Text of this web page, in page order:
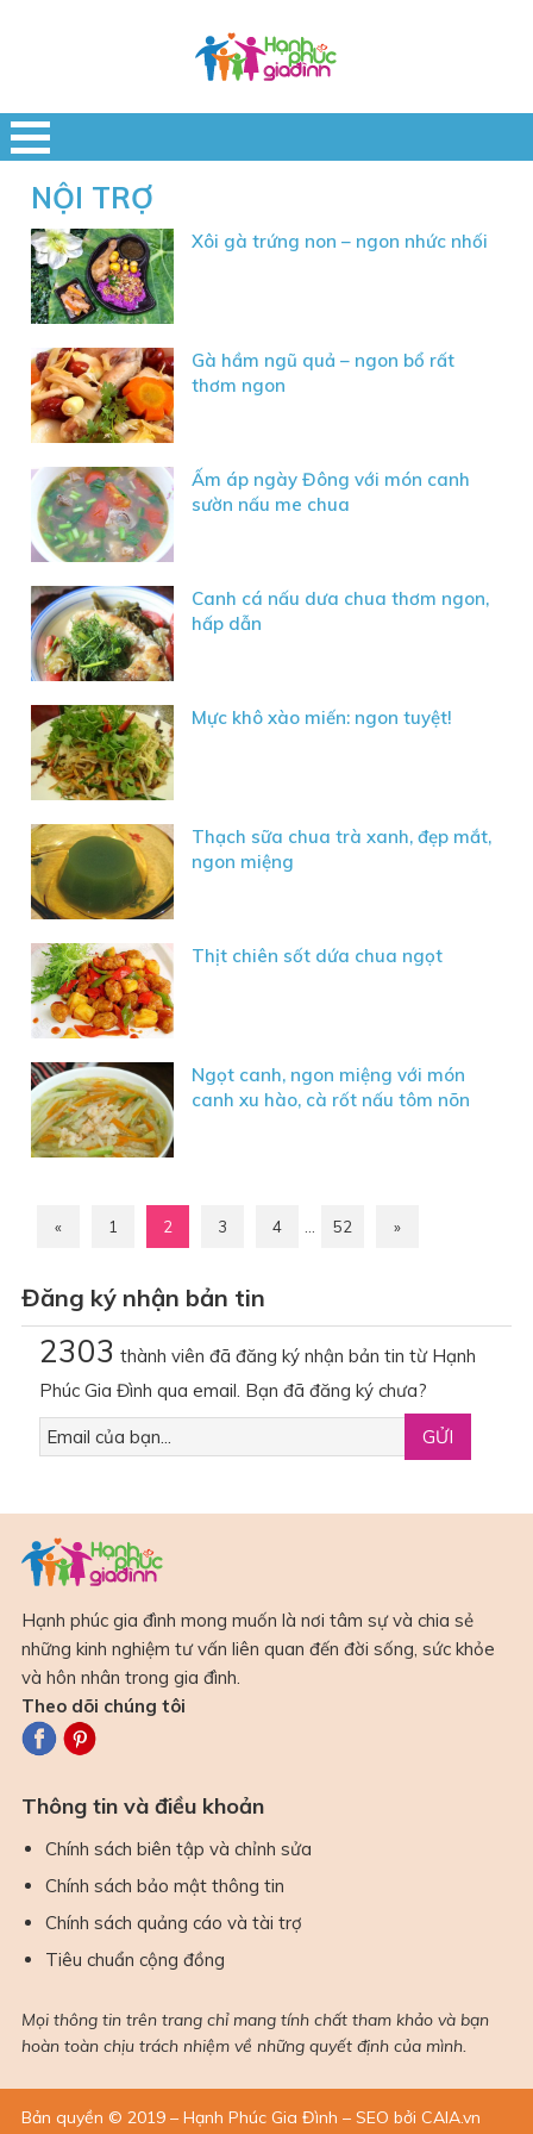
NỘI TRỢ
Xôi gà trứng non – ngon nhức nhối
Gà hầm ngũ quả – ngon bổ rất
thơm ngon
Ấm áp ngày Đông với món canh
sườn nấu me chua
Canh cá nấu dưa chua thơm ngon,
hấp dẫn
Mực khô xào miến: ngon tuyệt!
Thạch sữa chua trà xanh, đẹp mắt,
ngon miệng
Thịt chiên sốt dứa chua ngọt
Ngọt canh, ngon miệng với món
canh xu hào, cà rốt nấu tôm nõn
« 1 2 3 4 52 »
Đăng ký nhận bản tin
2303 thành viên đã đăng ký nhận bản tin từ Hạnh
Phúc Gia Đình qua email. Bạn đã đăng ký chưa?
Hạnh phúc gia đình mong muốn là nơi tâm sự và chia sẻ
những kinh nghiệm tư vấn liên quan đến đời sống, sức khỏe
và hôn nhân trong gia đình.
Theo dõi chúng tôi
Thông tin và điều khoản
Chính sách biên tập và chỉnh sửa
Chính sách bảo mật thông tin
Chính sách quảng cáo và tài trợ
Tiêu chuẩn cộng đồng
Mọi thông tin trên trang chỉ mang tính chất tham khảo và bạn
hoàn toàn chịu trách nhiệm về những quyết định của mình.
Bản quyền © 2019 – Hạnh Phúc Gia Đình – SEO bởi CAIA.vn